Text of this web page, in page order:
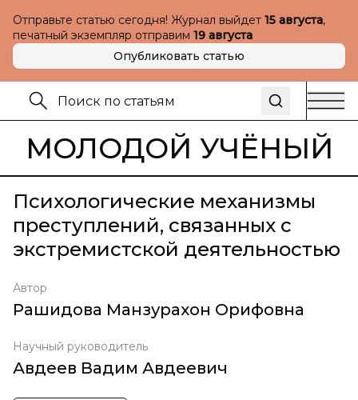
Отправьте статью сегодня! Журнал выйдет 15 августа,
печатный экземпляр отправим 19 августа
Опубликовать статью
МОЛОДОЙ УЧЁНЫЙ
Психологические механизмы
преступлений, связанных с
экстремистской деятельностью
Автор
Рашидова Манзурахон Орифовна
Научный руководитель
Авдеев Вадим Авдеевич